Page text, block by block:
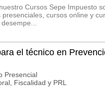
Cursos Sepe Impuesto
cursos online y
el técnico en
Presencial
Fiscalidad y PRL